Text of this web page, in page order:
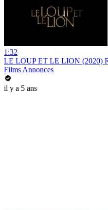
1:32
LE LOUP ET LE LION (2020)
Films Annonces
il y a 5 ans